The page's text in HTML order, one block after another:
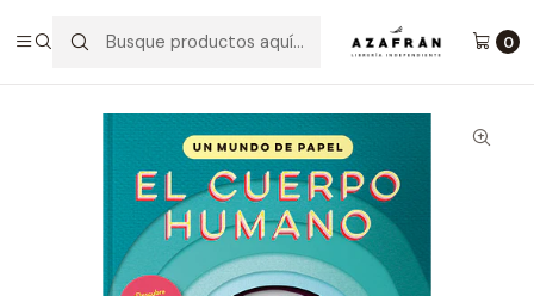
0
Manualidades
Un Mundo De Papel. El Cuerpo Humano